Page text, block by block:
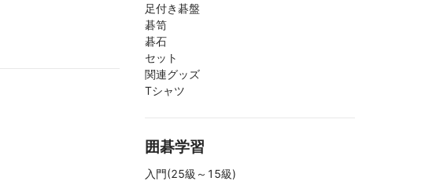
足付き碁盤
碁笥
碁石
セット
関連グッズ
Tシャツ
囲碁学習
入門(25級～15級)